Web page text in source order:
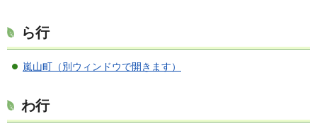
ら行
嵐山町（別ウィンドウで開きます）
わ行